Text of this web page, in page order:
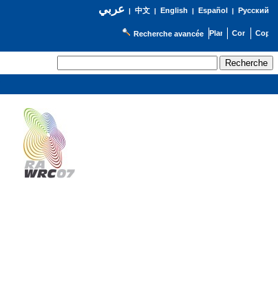
عربي| 中文| English | Español | Русский
Recherche avancée